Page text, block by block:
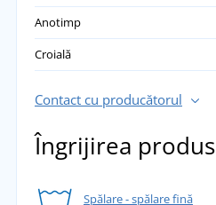
Anotimp
Croială
Contact cu producătorul
Îngrijirea
Spălare - spălare fină